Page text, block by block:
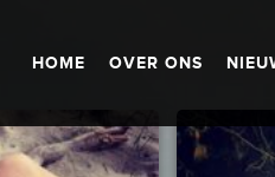
HOME OVER ONS